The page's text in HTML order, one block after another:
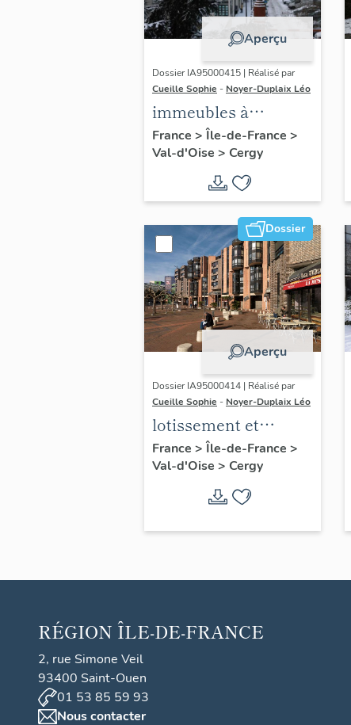
Aperçu
Dossier IA95000415 | Réalisé par
Cueille Sophie - Noyer-Duplaix Léo
immeubles à
logements à loyer
modéré, dit Tour
Bleue des Cerclades
France > Île-de-France >
Val-d'Oise > Cergy
Dossier
Aperçu
Dossier IA95000414 | Réalisé par
Cueille Sophie - Noyer-Duplaix Léo
lotissement et
immeubles à
logements de
l'opération "Centre-
France > Île-de-France >
Val-d'Oise > Cergy
RÉGION ÎLE-DE-FRANCE
2, rue Simone Veil
93400 Saint-Ouen
01 53 85 59 93
Nous contacter